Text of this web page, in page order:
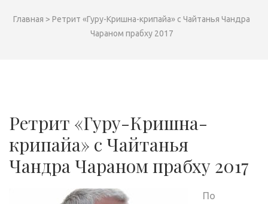
Главная > Ретрит «Гуру-Кришна-крипайа» с Чайтанья Чандра
Чараном прабху 2017
Ретрит «Гуру-Кришна-
крипайа» с Чайтанья
Чандра Чараном прабху 2017
По